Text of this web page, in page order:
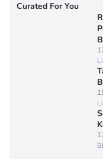
Curated For You